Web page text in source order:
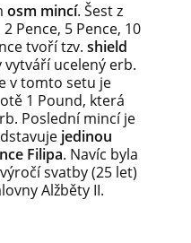
osm mincí. Šest z
Pence, 5 Pence, 10
tvoří tzv. shield
ucelený erb.
v tomto setu je
1 Pound, která
Poslední mincí je
jedinou
Filipa. Navíc byla
svatby (25 let)
Alžběty II.